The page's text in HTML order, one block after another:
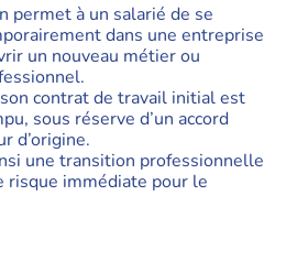
permet à un salarié de se
dans une entreprise
un nouveau métier ou
contrat de travail initial est
sous réserve d’un accord
d’origine.
une transition professionnelle
risque immédiate pour le